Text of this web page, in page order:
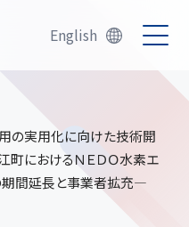
English
の実用化に向けた技術開
町におけるＮＥＤＯ水素エ
期間延長と事業者拡充―